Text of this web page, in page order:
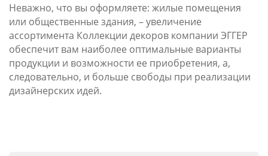
Неважно, что вы оформляете: жилые помещения
или общественные здания, – увеличение
ассортимента Коллекции декоров компании ЭГГЕР
обеспечит вам наиболее оптимальные варианты
продукции и возможности ее приобретения, а,
следовательно, и больше свободы при реализации
дизайнерских идей.